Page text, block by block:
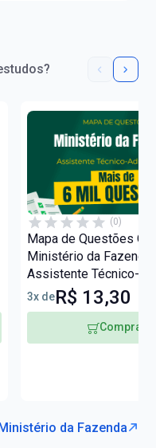
(0)
Mapa de Questões
Ministério da Fazenda
Assistente Técnico-
Administrativo - 6 Mil
3x deR$ 13,30
Comprar
da Fazenda